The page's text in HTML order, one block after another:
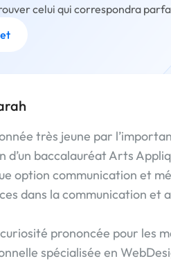
celui qui correspondra
très jeune par
d’un baccalauréat Arts
option communication et
dans la communication et
prononcée pour les
spécialisée en